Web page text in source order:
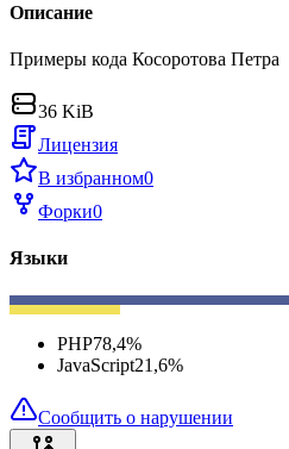
Описание
Примеры кода Косоротова Петра
36 KiB
Лицензия
В избранном0
Форки0
Языки
PHP78,4%
JavaScript21,6%
Сообщить о нарушении